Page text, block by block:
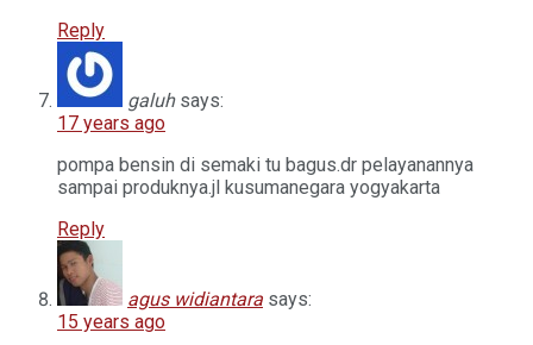
Reply
galuh says:
17 years ago
pompa bensin di semaki tu bagus.dr pelayanannya
sampai produknya.jl kusumanegara yogyakarta
Reply
agus widiantara says:
15 years ago